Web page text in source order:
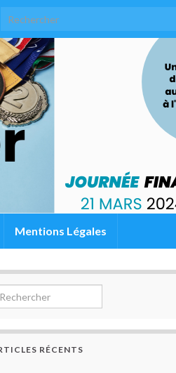
Search for:
Mentions Légales
for:
RÉCENTS